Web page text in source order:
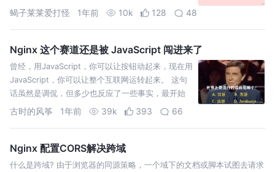
是很多东西他都是收费，而且是按功能点收费，这
蝎子莱莱爱打怪 1年前 10k 128 48
Nginx 这个赛道还是被 JavaScript 闯进来了
曾经，用JavaScript，你可以让按钮动起来，现在用
JavaScript，你可以让整个互联网运转起来。 这句
话虽然是调侃，但多少也反应了一些事实，最开始
古时的风筝 1年前 39k 393 66
Nginx 配置CORS解决跨域
什么是跨域? 由于浏览器的同源策略，一个域下的文档或脚本试图去请求